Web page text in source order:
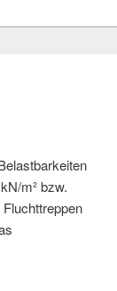
m² bzw.